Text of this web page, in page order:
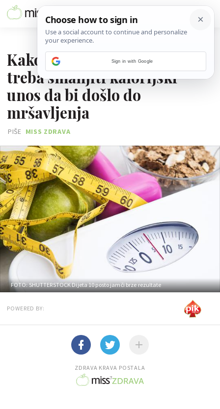
Kako izračunati za koliko
treba smanjiti kalorijski
unos da bi došlo do
mršavljenja
PIŠE MISS ZDRAVA
FOTO: SHUTTERSTOCKDijeta 10 posto jamči brze rezultate
POWERED BY:
ZDRAVA KRAVA POSTALA
Sign in with Google